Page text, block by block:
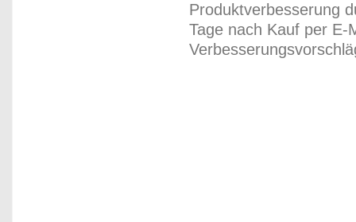
Produktverbesserung
Tage nach Kauf per E-